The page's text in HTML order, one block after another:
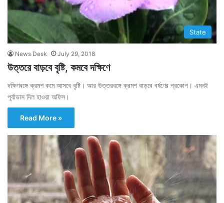
State
News Desk July 29, 2018
উত্তরে বাড়বে বৃষ্টি, কমবে দক্ষিণে
দক্ষিণবঙ্গে ক্রমশ কমে আসবে বৃষ্টি। আর উত্তরবঙ্গে ক্রমশ বাড়বে বর্ষণের প্রকোপ। এমনই
পূর্বাভাস দিল হাওয়া অফিস।
Read More »